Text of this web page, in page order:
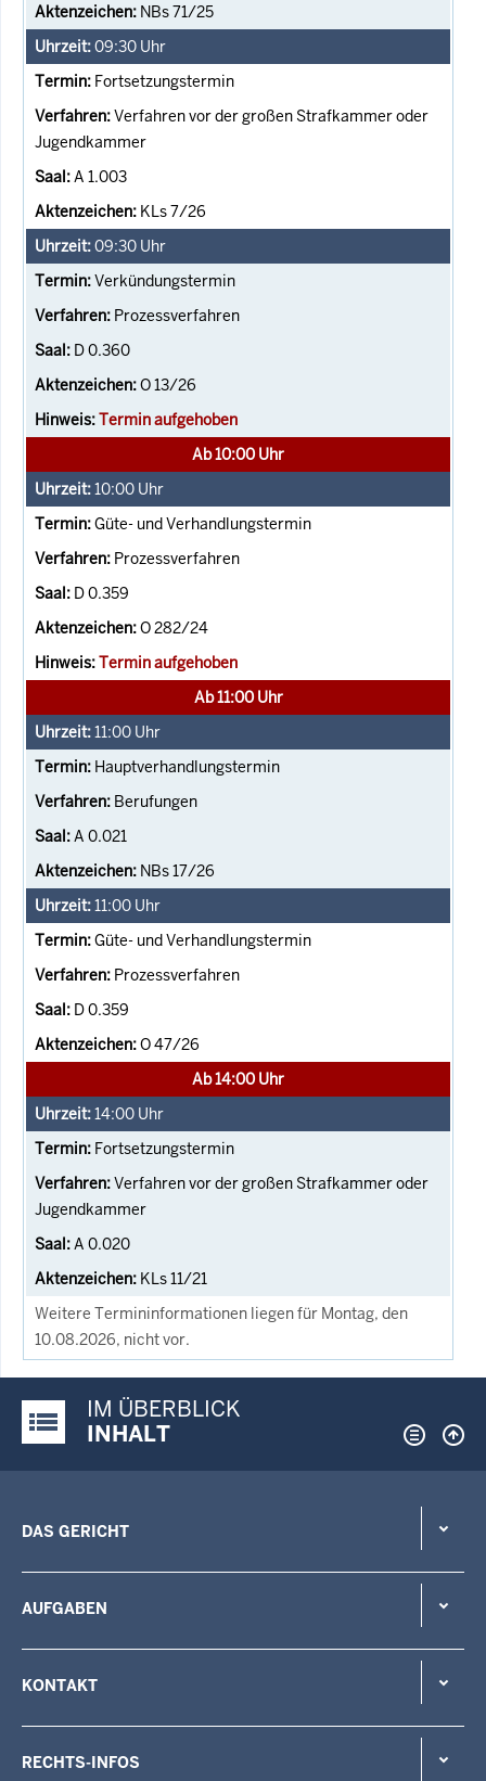
NBs 71/25
09:30 Uhr
Fortsetzungstermin
Verfahren vor der großen Strafkammer oder
Jugendkammer
A 1.003
KLs 7/26
09:30 Uhr
Verkündungstermin
Prozessverfahren
D 0.360
O 13/26
Termin aufgehoben
Ab 10:00 Uhr
10:00 Uhr
Güte- und Verhandlungstermin
Prozessverfahren
D 0.359
O 282/24
Termin aufgehoben
Ab 11:00 Uhr
11:00 Uhr
Hauptverhandlungstermin
Berufungen
A 0.021
NBs 17/26
11:00 Uhr
Güte- und Verhandlungstermin
Prozessverfahren
D 0.359
O 47/26
Ab 14:00 Uhr
14:00 Uhr
Fortsetzungstermin
Verfahren vor der großen Strafkammer oder
Jugendkammer
A 0.020
KLs 11/21
Weitere Termininformationen liegen für Montag, den
10.08.2026, nicht vor.
Justiz-Portal im Überblick:
IM ÜBERBLICK
INHALT
DAS GERICHT
AUFGABEN
KONTAKT
RECHTS-INFOS